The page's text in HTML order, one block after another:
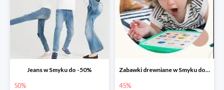
Jeans w Smyku do -50%
50%
Zabawki drewniane w Smyku do -45%
45%